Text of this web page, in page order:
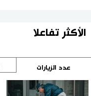
الأكثر تفاعلا
عدد الزيارات